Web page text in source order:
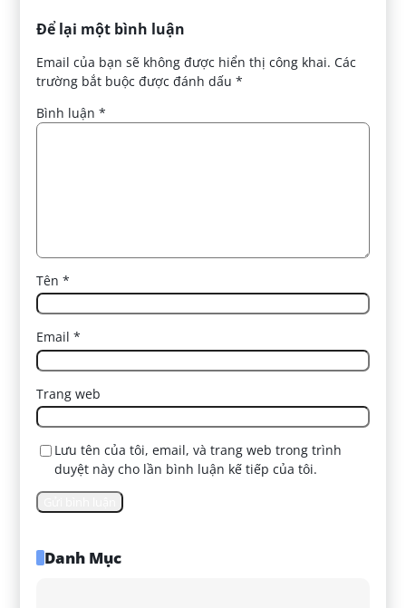
Để lại một bình luận
Email của bạn sẽ không được hiển thị công khai. Các
trường bắt buộc được đánh dấu*
Bình luận*
Tên*
Email*
Trang web
Lưu tên của tôi, email, và trang web trong trình
duyệt này cho lần bình luận kế tiếp của tôi.
Danh Mục